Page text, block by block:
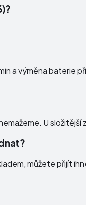
a výměna baterie
U složitější
můžete přijít